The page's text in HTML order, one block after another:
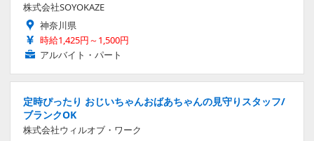
株式会社SOYOKAZE
神奈川県
時給1,425円～1,500円
アルバイト・パート
定時ぴったり おじいちゃんおばあちゃんの見守りスタッフ/
ブランクOK
株式会社ウィルオブ・ワーク